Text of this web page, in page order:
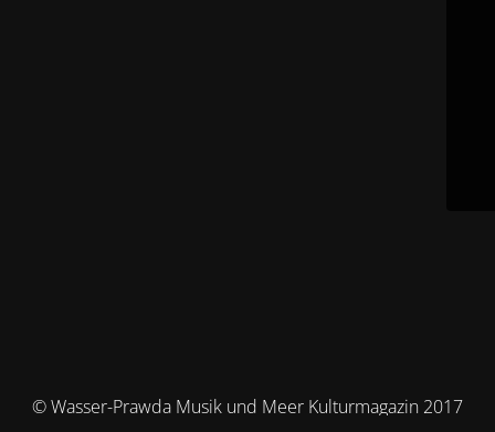
© Wasser-Prawda Musik und Meer Kulturmagazin 2017